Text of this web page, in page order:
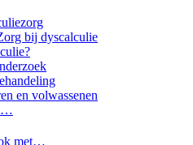
bij dyscalculie
en volwassenen
met…